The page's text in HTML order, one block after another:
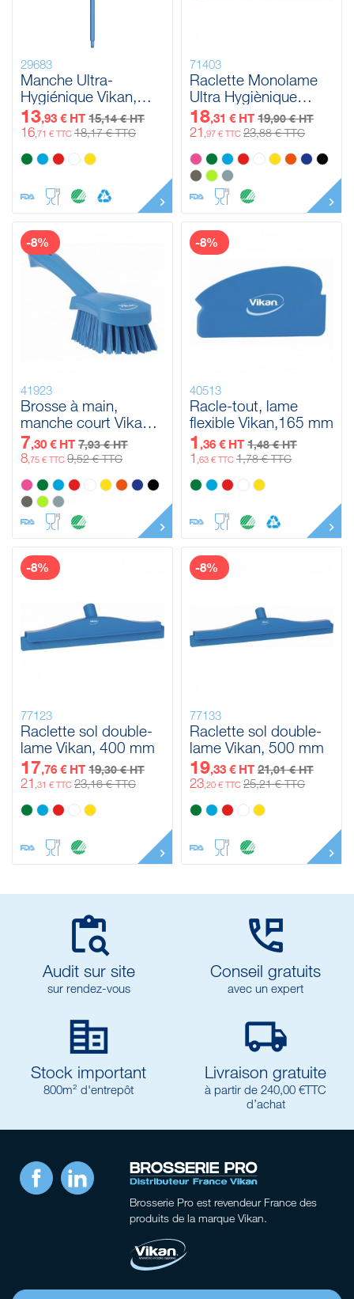
29683
Manche Ultra-
Hygiénique Vikan,
Ø32 mm, 1000 mm
13,93 € HT 15,14 € HT
16,71 € TTC 18,17 € TTC
71403
Raclette Monolame
Ultra Hygiènique
Vikan, 400 mm
18,31 € HT 19,90 € HT
21 ,97 € TTC 23,88 € TTC
41923
Brosse à main,
manche court Vikan,
270 mm, Dur
7,30 € HT 7,93 € HT
8,75 € TTC 9,52 € TTC
-8%
40513
Racle-tout, lame
flexible Vikan,165 mm
1 ,36 € HT 1,48 € HT
1 ,63 € TTC 1,78 € TTC
-8%
77123
Raclette sol double-
lame Vikan, 400 mm
17,76 € HT 19,30 € HT
21 ,31 € TTC 23,16 € TTC
-8%
77133
Raclette sol double-
lame Vikan, 500 mm
19,33 € HT 21,01 € HT
23,20 € TTC 25,21 € TTC
-8%

Audit sur site
sur rendez-vous

Conseil gratuits
avec un expert

Stock important
800m² d'entrepôt

Livraison gratuite
à partir de 240,00 €TTC
d’achat
Facebook LinkedIn
Brosserie Pro est revendeur France des
produits de la marque Vikan.